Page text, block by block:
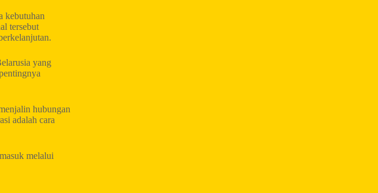
kebutuhan
tersebut
yang
hubungan
adalah cara
melalui